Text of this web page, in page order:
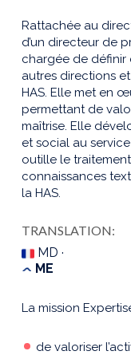
Rattachée au
d’un directeur de
chargée de définir
autres directions
HAS. Elle met en
permettant de
maîtrise. Elle
et social au
outille le
connaissances
la HAS.
TRANSLATION:
MD ·
ME
La mission
de valoriser